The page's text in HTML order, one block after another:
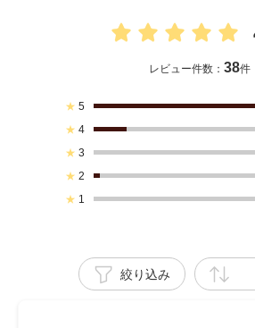
レビュー件数： 38件
★ 5
★ 4
★ 3
★ 2
★ 1
絞り込み